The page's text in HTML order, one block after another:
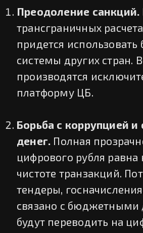
Преодоление санкций.
трансграничных
придется использовать
системы других стран.
производятся
платформу ЦБ.
Борьба с коррупцией
денег. Полная
цифрового рубля равна
чистоте транзакций.
тендеры,
связано с бюджетными
будут переводить на